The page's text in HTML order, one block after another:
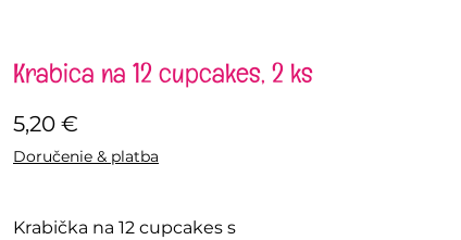
Krabica na 12 cupcakes, 2 ks
5,20 €
Doručenie & platba
Krabička na 12 cupcakes s